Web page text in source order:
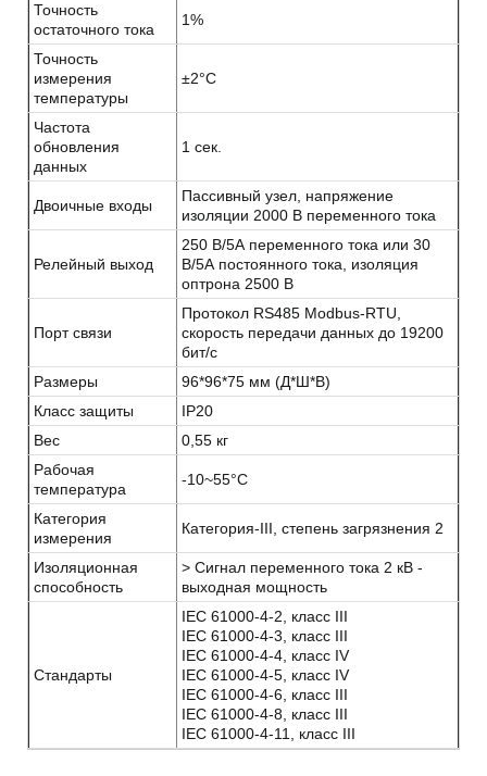
Точность
остаточного тока
1%
Точность
измерения
температуры
±2°C
Частота
обновления
данных
1 сек.
Двоичные входы
Пассивный узел, напряжение
изоляции 2000 В переменного тока
Релейный выход
250 В/5А переменного тока или 30
В/5А постоянного тока, изоляция
оптрона 2500 В
Порт связи
Протокол RS485 Modbus-RTU,
скорость передачи данных до 19200
бит/с
Размеры
96*96*75 мм (Д*Ш*В)
Класс защиты
IP20
Вес
0,55 кг
Рабочая
температура
-10~55°C
Категория
измерения
Категория-III, степень загрязнения 2
Изоляционная
способность
> Сигнал переменного тока 2 кВ -
выходная мощность
Стандарты
IEC 61000-4-2, класс III
IEC 61000-4-3, класс III
IEC 61000-4-4, класс IV
IEC 61000-4-5, класс IV
IEC 61000-4-6, класс III
IEC 61000-4-8, класс III
IEC 61000-4-11, класс III